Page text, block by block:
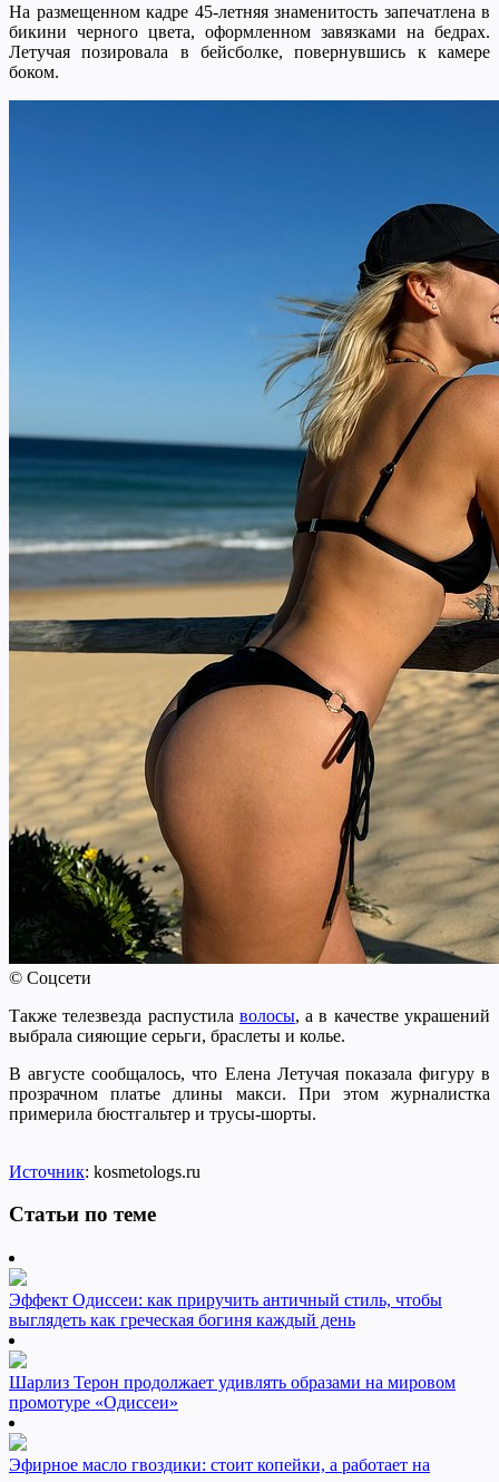
На размещенном кадре 45-летняя знаменитость запечатлена в
бикини черного цвета, оформленном завязками на бедрах.
Летучая позировала в бейсболке, повернувшись к камере
боком.
© Соцсети
Также телезвезда распустила волосы, а в качестве украшений
выбрала сияющие серьги, браслеты и колье.
В августе сообщалось, что Елена Летучая показала фигуру в
прозрачном платье длины макси. При этом журналистка
примерила бюстгальтер и трусы-шорты.
Источник: kosmetologs.ru
Статьи по теме
Эффект Одиссеи: как приручить античный стиль, чтобы
выглядеть как греческая богиня каждый день
Шарлиз Терон продолжает удивлять образами на мировом
промотуре «Одиссеи»
Эфирное масло гвоздики: стоит копейки, а работает на